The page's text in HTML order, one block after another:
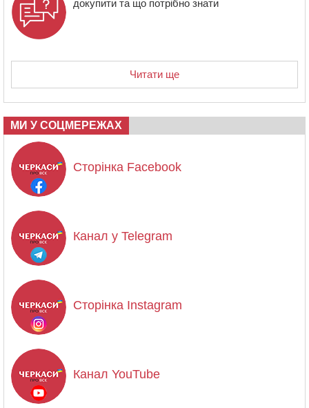
докупити та що потрібно знати
Читати ще
МИ У СОЦМЕРЕЖАХ
Сторінка Facebook
Канал у Telegram
Сторінка Instagram
Канал YouTube